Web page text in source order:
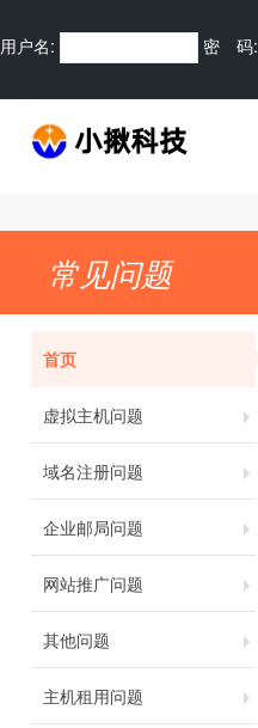
用户名: 密 码:
常见问题
首页
虚拟主机问题
域名注册问题
企业邮局问题
网站推广问题
其他问题
主机租用问题